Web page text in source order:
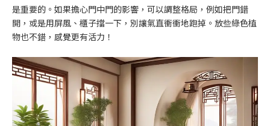
是重要的。如果擔心門中門的影響，可以調整格局，例如把門錯
開，或是用屏風、櫃子擋一下，別讓氣直衝衝地跑掉。放些綠色植
物也不錯，感覺更有活力！